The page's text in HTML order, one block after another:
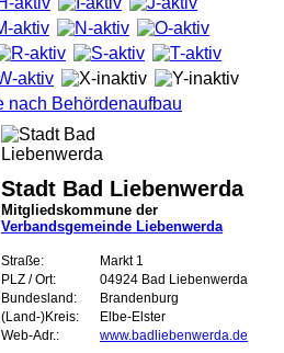
Stadt Bad Liebenwerda
Mitgliedskommune der
Verbandsgemeinde Liebenwerda
Straße:
Markt 1
PLZ / Ort:
04924 Bad Liebenwerda
Bundesland:
Brandenburg
(Land-)Kreis:
Elbe-Elster
Web-Adr.:
www.badliebenwerda.de